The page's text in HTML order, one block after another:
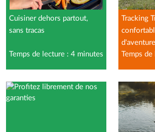
Cuisiner dehors partout,
sans tracas
Temps de lecture : 4 minutes
Tracking
Temps